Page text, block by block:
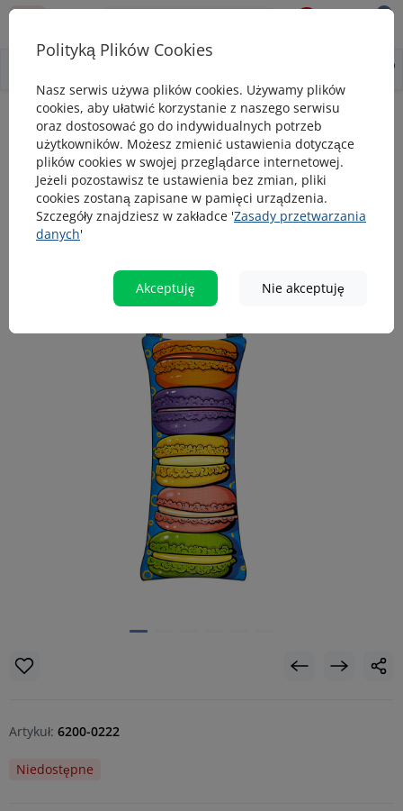
0
Zabawki dla psa Zabawka dla psów WAUDOG Fun z piszczałką,
Zabawka dla psów WAUDOG Fun z
piszczałką, rysunek "Makaronik"
0
Artykuł: 6200-0222
Niedostępne
Polityką Plików Cookies
Nasz serwis używa plików cookies. Używamy plików
cookies, aby ułatwić korzystanie z naszego serwisu
oraz dostosować go do indywidualnych potrzeb
użytkowników. Możesz zmienić ustawienia dotyczące
plików cookies w swojej przeglądarce internetowej.
Jeżeli pozostawisz te ustawienia bez zmian, pliki
cookies zostaną zapisane w pamięci urządzenia.
Szczegóły znajdziesz w zakładce 'Zasady przetwarzania
danych'
Akceptuję Nie akceptuję